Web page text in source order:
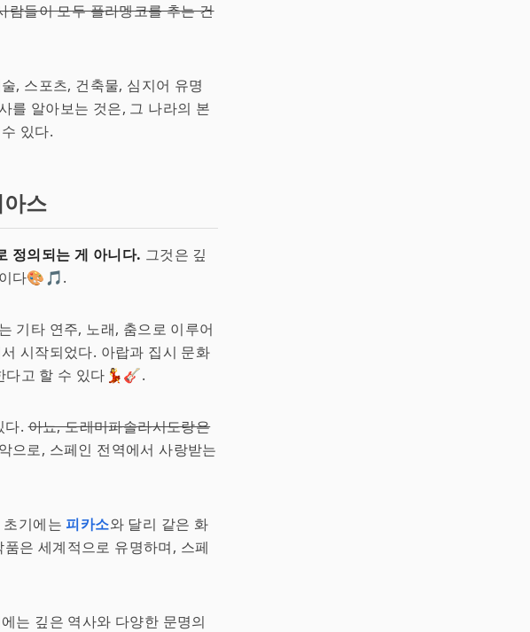
람들이 모두 플라멩코를 추는 건
, 스포츠, 건축물, 심지어 유명
를 알아보는 것은, 그 나라의 본
있다.
스
정의되는 게 아니다. 그것은 깊
다🎨🎵.
기타 연주, 노래, 춤으로 이루어
시작되었다. 아랍과 집시 문화
다고 할 수 있다💃🎸.
다.아뇨, 도레미파솔라시도랑은
으로, 스페인 전역에서 사랑받는
초기에는피카소와 달리 같은 화
은 세계적으로 유명하며, 스페
는 깊은 역사와 다양한 문명의